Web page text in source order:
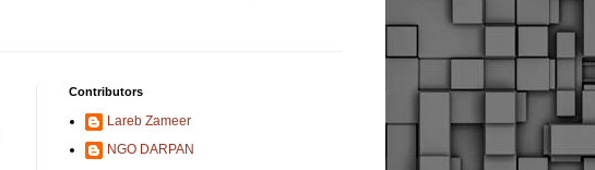
Contributors
Lareb Zameer
NGO DARPAN